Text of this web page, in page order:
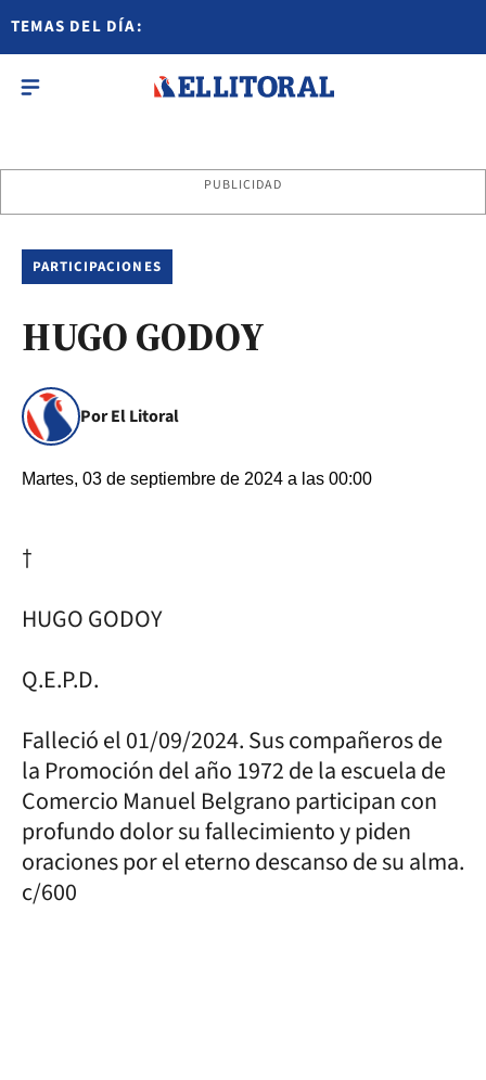
TEMAS DEL DÍA:
PUBLICIDAD
PARTICIPACIONES
HUGO GODOY
Por El Litoral
Martes, 03 de septiembre de 2024 a las 00:00
†
HUGO GODOY
Q.E.P.D.
Falleció el 01/09/2024. Sus compañeros de
la Promoción del año 1972 de la escuela de
Comercio Manuel Belgrano participan con
profundo dolor su fallecimiento y piden
oraciones por el eterno descanso de su alma.
c/600